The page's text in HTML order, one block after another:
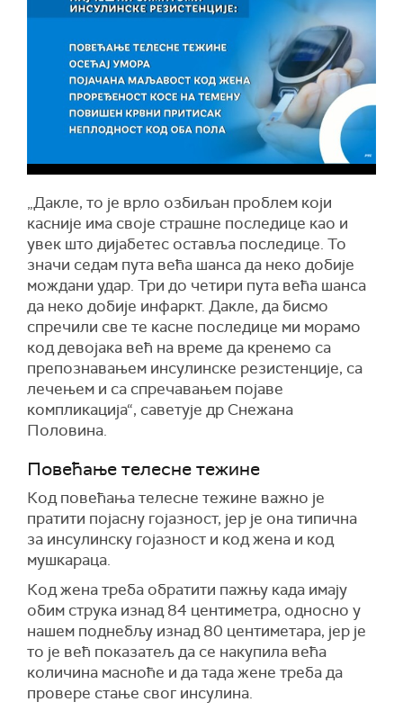
„Дакле, то је врло озбиљан проблем који
касније има своје страшне последице као и
увек што дијабетес оставља последице. То
значи седам пута већа шанса да неко добије
мождани удар. Три до четири пута већа шанса
да неко добије инфаркт. Дакле, да бисмо
спречили све те касне последице ми морамо
код девојака већ на време да кренемо са
препознавањем инсулинске резистенције, са
лечењем и са спречавањем појаве
компликација“, саветује др Снежана
Половина.
Повећање телесне тежине
Код повећања телесне тежине важно је
пратити појасну гојазност, јер је она типична
за инсулинску гојазност и код жена и код
мушкараца.
Код жена треба обратити пажњу када имају
обим струка изнад 84 центиметра, односно у
нашем поднебљу изнад 80 центиметара, јер је
то је већ показатељ да се накупила већа
количина масноће и да тада жене треба да
провере стање свог инсулина.